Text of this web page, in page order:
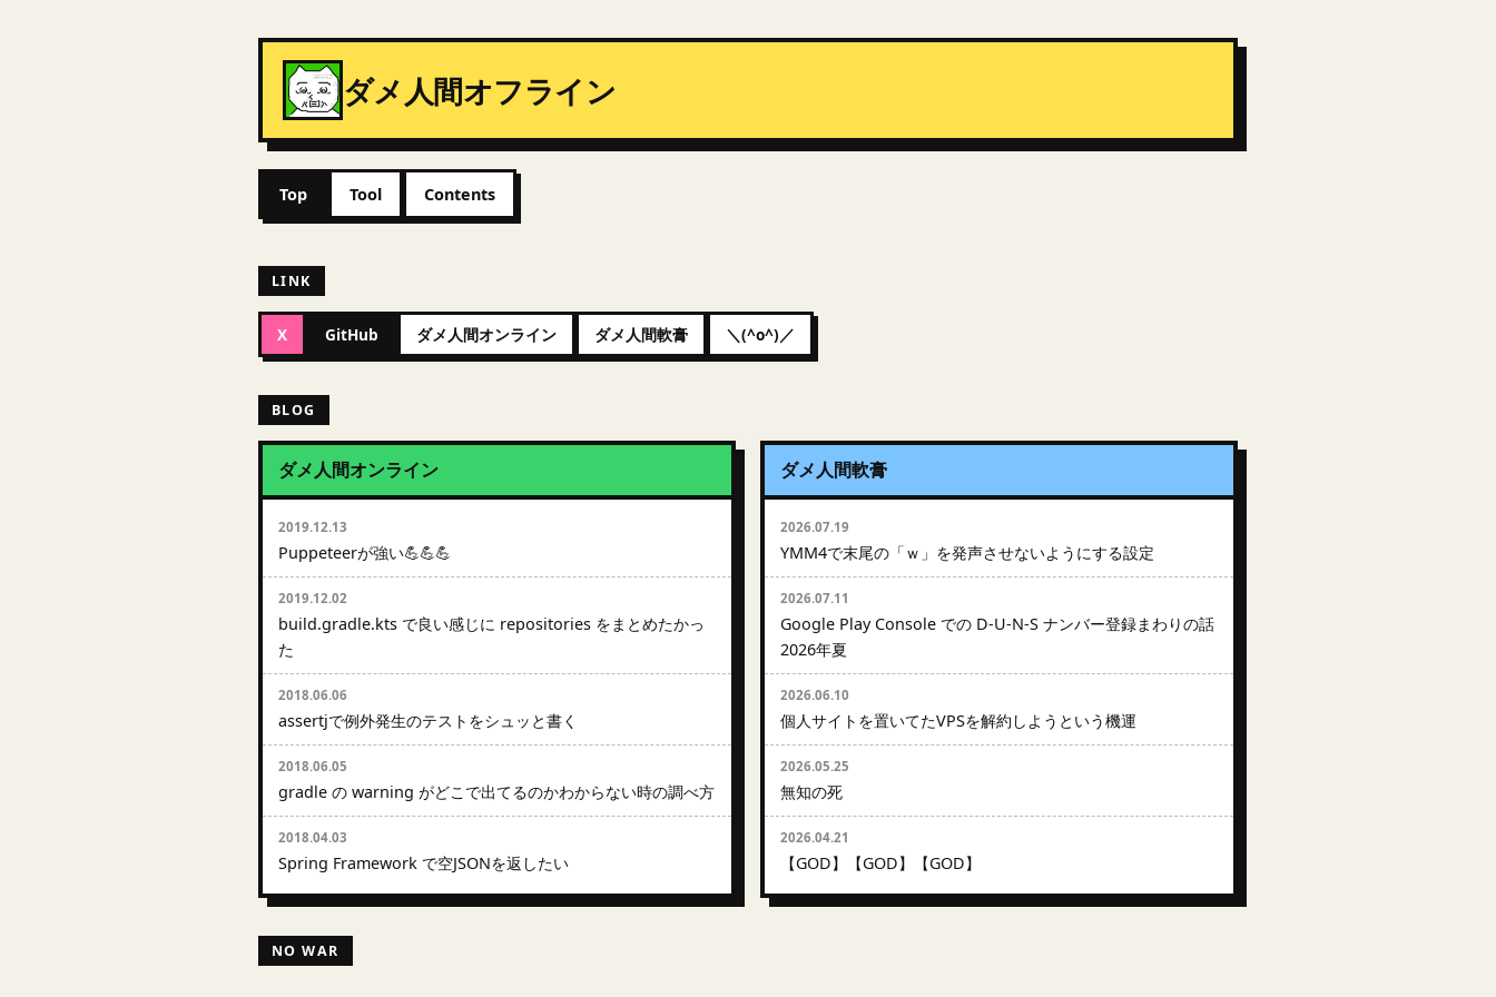
ダメ人間オフライン
Top Tool Contents
LINK
X GitHub ダメ人間オンライン ダメ人間軟膏 ＼(^o^)／
BLOG
ダメ人間オンライン
2019.12.13
Puppeteerが強い💪💪💪
2019.12.02
build.gradle.kts で良い感じに repositories をまとめたかっ
た
2018.06.06
assertjで例外発生のテストをシュッと書く
2018.06.05
gradle の warning がどこで出てるのかわからない時の調べ方
2018.04.03
Spring Framework で空JSONを返したい
ダメ人間軟膏
2026.07.19
YMM4で末尾の「ｗ」を発声させないようにする設定
2026.07.11
Google Play Console での D-U-N-S ナンバー登録まわりの話
2026年夏
2026.06.10
個人サイトを置いてたVPSを解約しようという機運
2026.05.25
無知の死
2026.04.21
【GOD】【GOD】【GOD】
NO WAR